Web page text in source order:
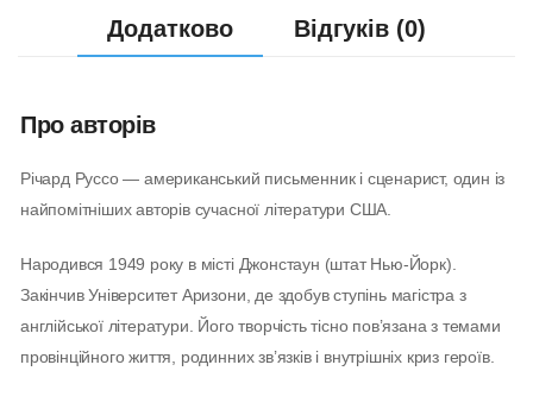
Додатково Відгуків (0)
Про авторів
Річард Руссо — американський письменник і сценарист, один із
найпомітніших авторів сучасної літератури США.
Народився 1949 року в місті Джонстаун (штат Нью-Йорк).
Закінчив Університет Аризони, де здобув ступінь магістра з
англійської літератури. Його творчість тісно пов’язана з темами
провінційного життя, родинних зв’язків і внутрішніх криз героїв.